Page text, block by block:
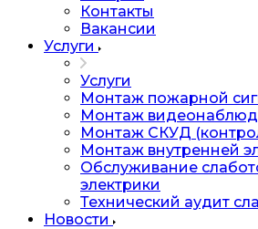
Контакты
Вакансии
Услуги
Услуги
Монтаж пожарной
Монтаж
Монтаж СКУД
Монтаж внутренней
Обслуживание
электрики
Технический аудит
Новости